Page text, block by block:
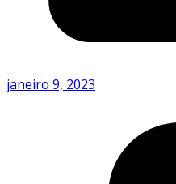
janeiro 9, 2023